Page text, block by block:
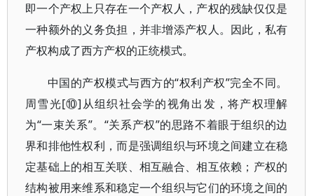
即一个产权上只存在一个产权人，产权的残缺仅仅是
一种额外的义务负担，并非增添产权人。因此，私有
产权构成了西方产权的正统模式。
中国的产权模式与西方的“权利产权”完全不同。
周雪光[⑩]从组织社会学的视角出发，将产权理解
为“一束关系”。“关系产权”的思路不着眼于组织的边
界和排他性权利，而是强调组织与环境之间建立在稳
定基础上的相互关联、相互融合、相互依赖；产权的
结构被用来维系和稳定一个组织与它们的环境之间的